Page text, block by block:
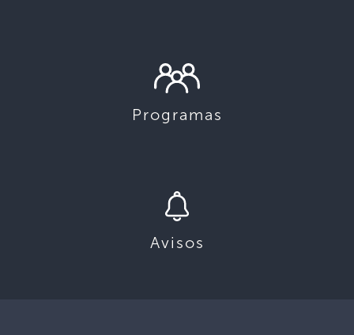
Programas
Avisos